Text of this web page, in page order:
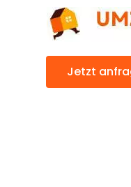
Jetzt